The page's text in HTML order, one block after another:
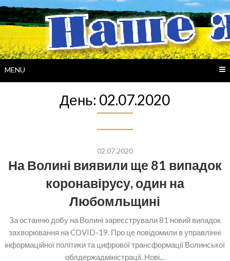
Skip
to
content
MENU
День: 02.07.2020
02.07.2020
На Волині виявили ще 81 випадок
коронавірусу, один на
Любомльщині
За останню добу на Волині зареєстрували 81 новий випадок
захворювання на COVID-19. Про це повідомили в управлінні
інформаційної політики та цифрової трансформації Волинської
облдержадміністрації. Нові...